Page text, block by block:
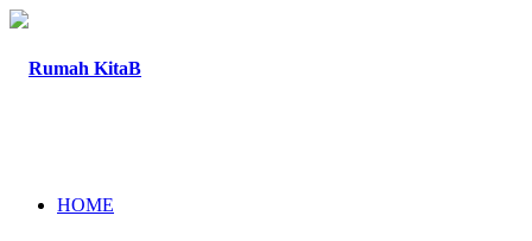
HOME